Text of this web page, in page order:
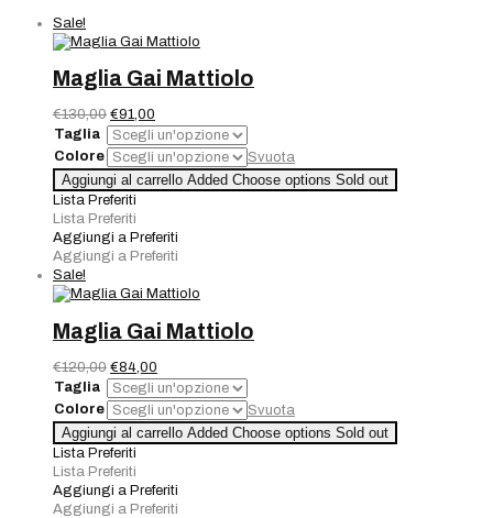
Sale!
Maglia Gai Mattiolo
€130,00 Il
prezzo
originale
era:
€130,00.
€91,00
prezzo
attuale
è:
€91,00.
Taglia
Colore
Svuota
Maglia
Gai
Mattiolo
quantità
Aggiungi al carrello Added Choose options Sold out
Lista Preferiti
Lista Preferiti
Aggiungi a Preferiti
Aggiungi a Preferiti
Sale!
Maglia Gai Mattiolo
€120,00 Il
prezzo
originale
era:
€120,00.
€84,00
prezzo
attuale
è:
€84,00.
Taglia
Colore
Svuota
Maglia
Gai
Mattiolo
quantità
Aggiungi al carrello Added Choose options Sold out
Lista Preferiti
Lista Preferiti
Aggiungi a Preferiti
Aggiungi a Preferiti